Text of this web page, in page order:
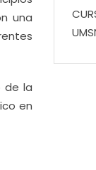
una
de la
en